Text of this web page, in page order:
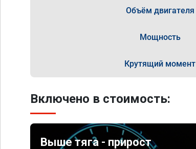
Объём двигателя
Мощность
Крутящий момент
Включено в стоимость:
Выше тяга - прирост